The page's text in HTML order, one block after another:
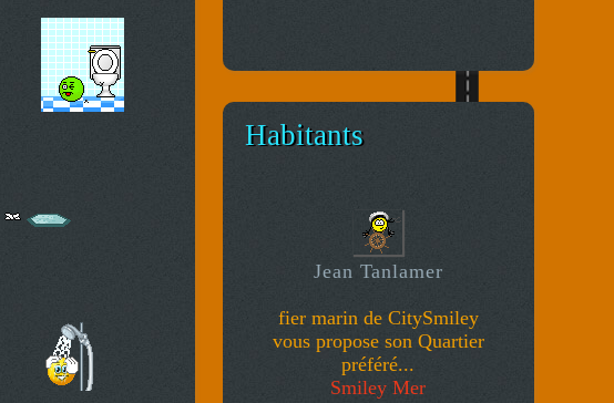
Habitants
Jean Tanlamer
fier marin de CitySmiley
vous propose son Quartier
préféré...
Smiley Mer